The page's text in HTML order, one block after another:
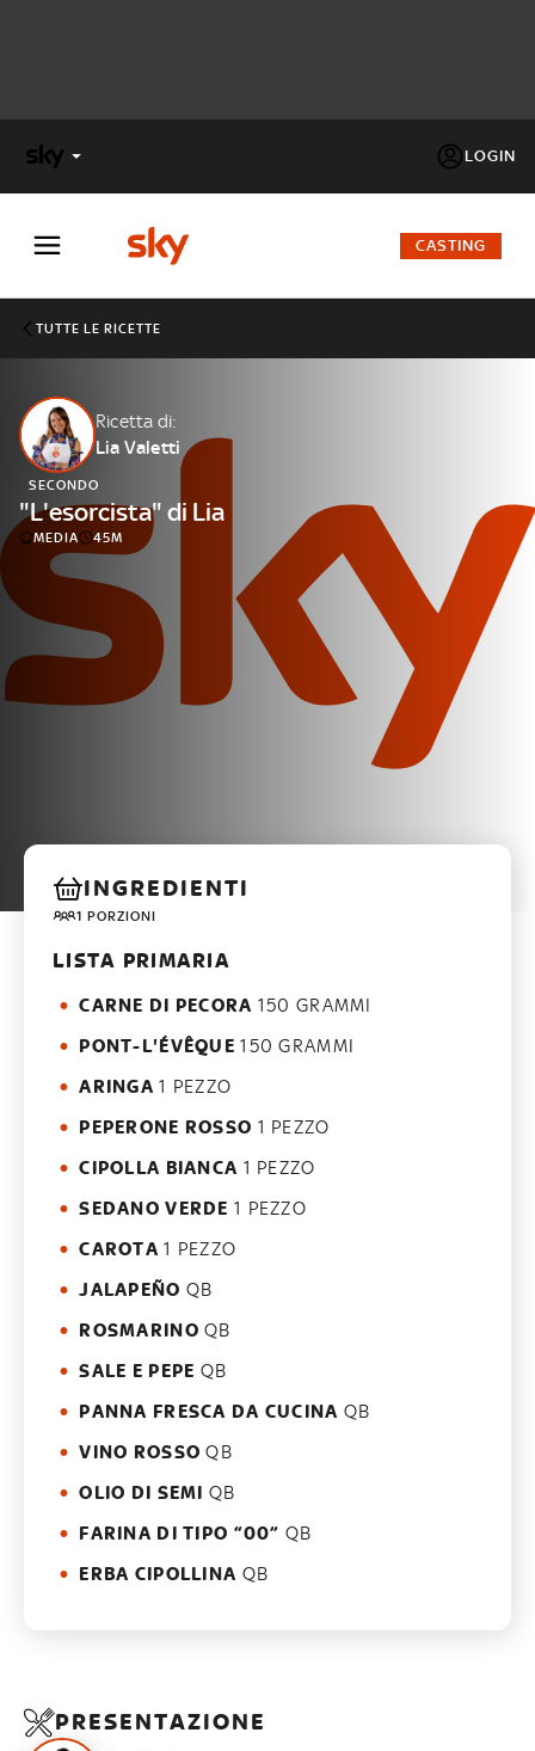
LOGIN
FACTOR
Cos’altro vedere:
PROGRAMMI SKY
Un mondo di offerte:
SKY.IT
NOW
CASTING
TUTTE LE RICETTE
Ricetta di:
Lia Valetti
SECONDO
"L'esorcista" di Lia
MEDIA 45M
INGREDIENTI
1 PORZIONI
LISTA PRIMARIA
CARNE DI PECORA 150 GRAMMI
PONT-L'ÉVÊQUE 150 GRAMMI
ARINGA 1 PEZZO
PEPERONE ROSSO 1 PEZZO
CIPOLLA BIANCA 1 PEZZO
SEDANO VERDE 1 PEZZO
CAROTA 1 PEZZO
JALAPEÑO QB
ROSMARINO QB
SALE E PEPE QB
PANNA FRESCA DA CUCINA QB
VINO ROSSO QB
OLIO DI SEMI QB
FARINA DI TIPO “00” QB
ERBA CIPOLLINA QB
PRESENTAZIONE